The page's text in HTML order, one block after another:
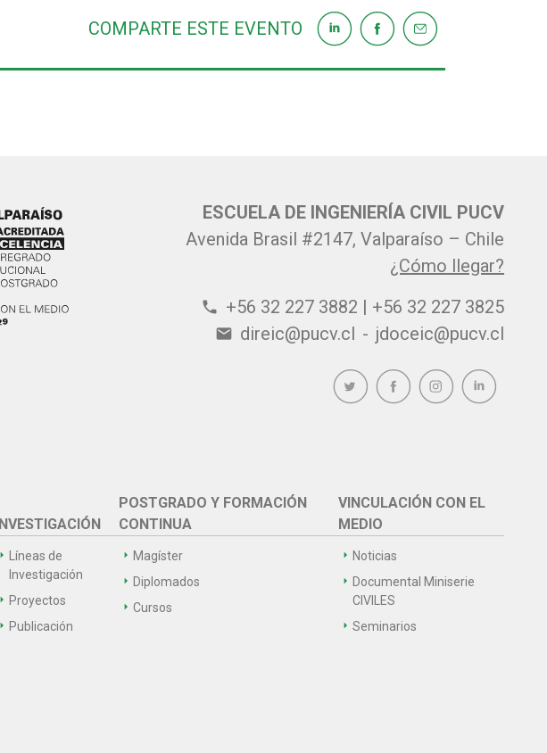
COMPARTE ESTE EVENTO
ESCUELA DE INGENIERÍA CIVIL PUCV
Avenida Brasil #2147, Valparaíso – Chile
¿Cómo llegar?
phone +56 32 227 3882 | +56 32 227 3825
email direic@pucv.cl - jdoceic@pucv.cl
INVESTIGACIÓN
Líneas de
Investigación
Proyectos
Publicación
POSTGRADO Y FORMACIÓN
CONTINUA
Magíster
Diplomados
Cursos
VINCULACIÓN CON EL
MEDIO
Noticias
Documental Miniserie
CIVILES
Seminarios